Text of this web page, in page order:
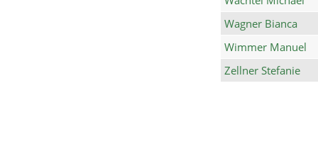
Wagner Bianca
Wimmer Manuel
Zellner Stefanie